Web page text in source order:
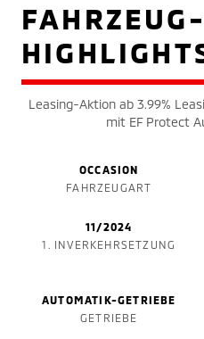
FAHRZEUG-
Leasing-Aktion ab 3.99%
mit EF Protect
OCCASION
FAHRZEUGART
11/2024
1. INVERKEHRSETZUNG
AUTOMATIK-GETRIEBE
GETRIEBE